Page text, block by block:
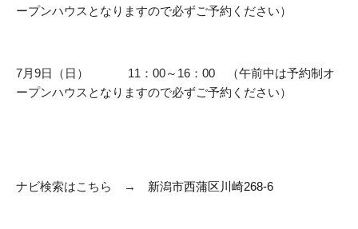
ープンハウスとなりますので必ずご予約ください）
7月9日（日） 11：00～16：00 （午前中は予約制オ
ープンハウスとなりますので必ずご予約ください）
ナビ検索はこちら → 新潟市西蒲区川崎268-6